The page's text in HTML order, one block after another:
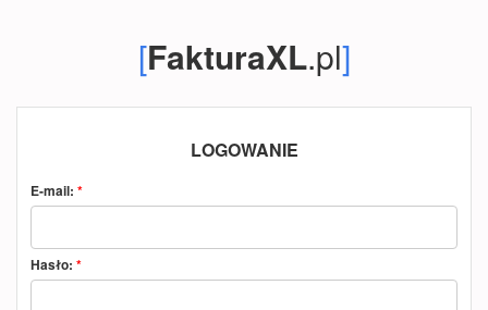
[FakturaXL.pl]
LOGOWANIE
E-mail: *
Hasło: *